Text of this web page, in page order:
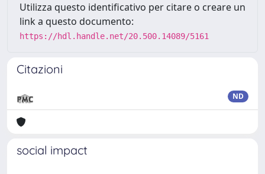
Utilizza questo identificativo per citare o creare un
link a questo documento:
https://hdl.handle.net/20.500.14089/5161
Citazioni
ND
social impact